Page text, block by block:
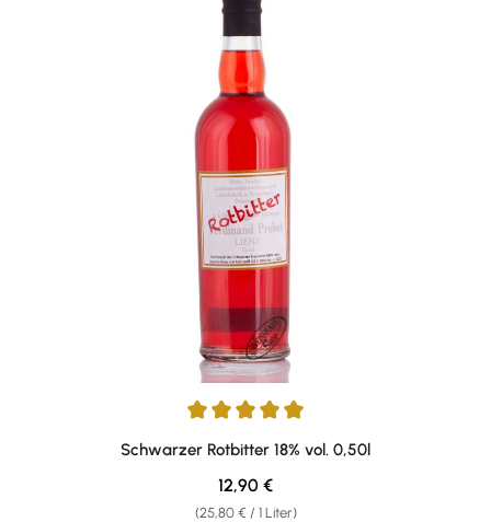
Durchschnittliche Bewertung von 5 von 5 Sternen
Schwarzer Rotbitter 18% vol. 0,50l
(25,80 € / 1 Liter)
Regulärer Preis:
12,90 €